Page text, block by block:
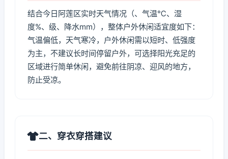
结合今日阿莲区实时天气情况（、气温℃、湿
度%、级、降水mm），整体户外休闲适宜度如下：
气温偏低，天气寒冷，户外休闲需以短时、低强度
为主，不建议长时间停留户外，可选择阳光充足的
区域进行简单休闲，避免前往阴凉、迎风的地方，
防止受凉。
二、穿衣穿搭建议